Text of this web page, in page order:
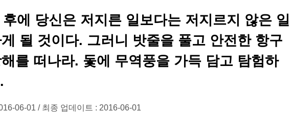
에 당신은 저지른 일보다는 저지르지 않은 일
될 것이다. 그러니 밧줄을 풀고 안전한 항구
를 떠나라. 돛에 무역풍을 가득 담고 탐험하
06-01 최종 업데이트 : 2016-06-01